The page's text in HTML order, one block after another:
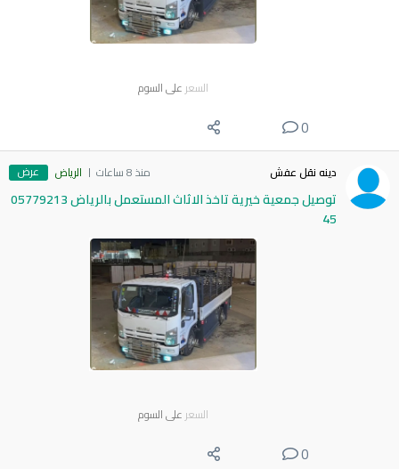
السعر على السوم
0
دينه نقل عفش منذ 8 ساعات الرياض عرض
توصيل جمعية خيرية تاخذ الاثاث المستعمل بالرياض 05779213
45
السعر على السوم
0